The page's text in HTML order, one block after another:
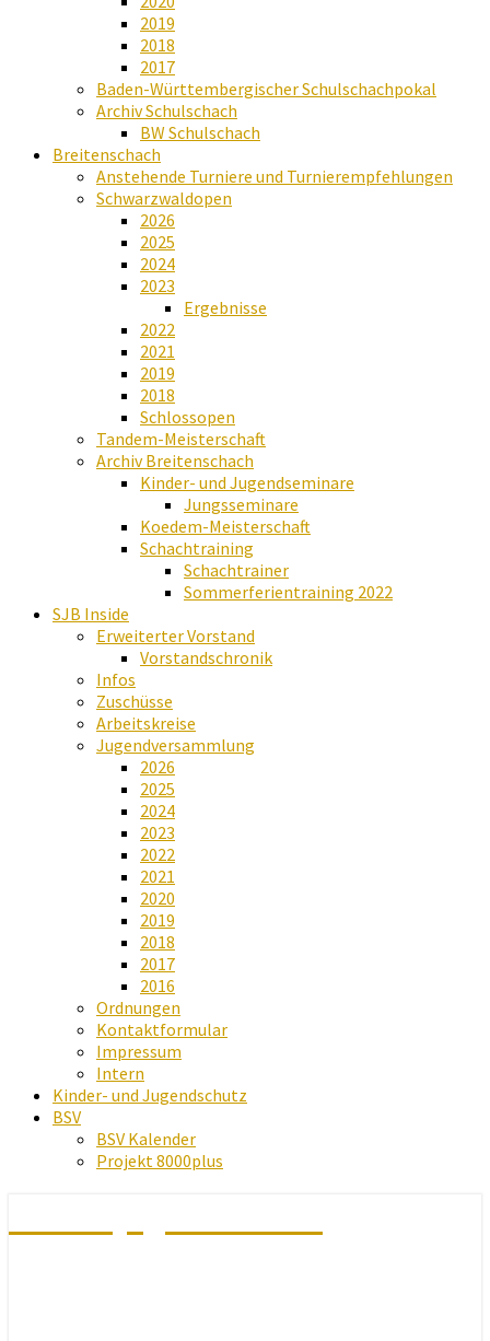
2019
2018
2017
Baden-Württembergischer Schulschachpokal
Archiv Schulschach
BW Schulschach
Breitenschach
Anstehende Turniere und Turnierempfehlungen
Schwarzwaldopen
2026
2025
2024
2023
Ergebnisse
2022
2021
2019
2018
Schlossopen
Tandem-Meisterschaft
Archiv Breitenschach
Kinder- und Jugendseminare
Jungsseminare
Koedem-Meisterschaft
Schachtraining
Schachtrainer
Sommerferientraining 2022
SJB Inside
Erweiterter Vorstand
Vorstandschronik
Infos
Zuschüsse
Arbeitskreise
Jugendversammlung
2026
2025
2024
2023
2022
2021
2020
2019
2018
2017
2016
Ordnungen
Kontaktformular
Impressum
Intern
Kinder- und Jugendschutz
BSV
BSV Kalender
Projekt 8000plus